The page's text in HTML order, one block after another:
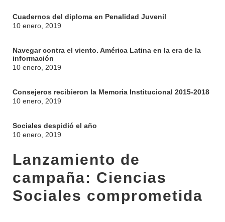
Cuadernos del diploma en Penalidad Juvenil
10 enero, 2019
Navegar contra el viento. América Latina en la era de la
información
10 enero, 2019
Consejeros recibieron la Memoria Institucional 2015-2018
10 enero, 2019
Sociales despidió el año
10 enero, 2019
Lanzamiento de
campaña: Ciencias
Sociales comprometida